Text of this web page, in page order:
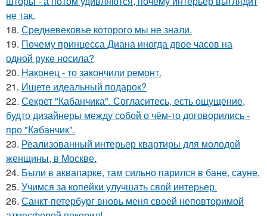
не так.
18. Средневековье которого мы не знали.
19. Почему принцесса Диана иногда двое часов на
одной руке носила?
20. Наконец - то закончили ремонт.
21. Ищете идеальный подарок?
22. Секрет "Кабанчика". Согласитесь, есть ощущение,
будто дизайнеры между собой о чём-то договорились -
про "Кабанчик".
23. Реализованный интерьер квартиры для молодой
женщины, в Москве.
24. Были в аквапарке, там сильно парился в бане, сауне.
25. Учимся за копейки улучшать свой интерьер.
26. Санкт-петербург вновь меня своей неповторимой